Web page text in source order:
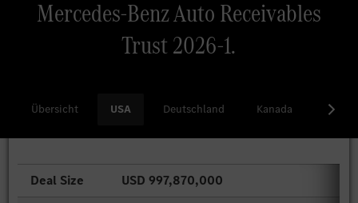
Mercedes-Benz Auto Receivables
Trust 2026-1.
Übersicht USA Deutschland Kanada China
Deal Size
USD 997,870,000